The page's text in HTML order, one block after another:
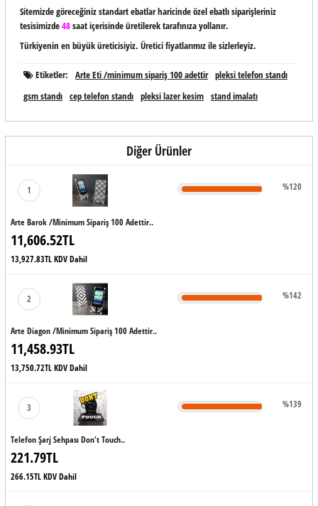
Sitemizde göreceğiniz standart ebatlar haricinde özel ebatlı siparişleriniz
tesisimizde48saat içerisinde üretilerek tarafınıza yollanır.
Türkiyenin en büyük üreticisiyiz. Üretici fiyatlarımız ile sizlerleyiz.
Etiketler: Arte Eti /minimum sipariş 100 adettir pleksi telefon standı
gsm standı cep telefon standı pleksi lazer kesim stand imalatı
Diğer Ürünler
1
Arte Barok /minimum Sipariş 100 Adettir..
11,606.52TL
13,927.83TL KDV Dahil
%120
2
Arte Diagon /minimum Sipariş 100 Adettir..
11,458.93TL
13,750.72TL KDV Dahil
%142
3
Telefon Şarj Sehpası Don't Touch..
221.79TL
266.15TL KDV Dahil
%139